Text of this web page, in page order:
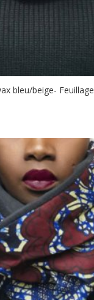
bleu/beige- Feuillage